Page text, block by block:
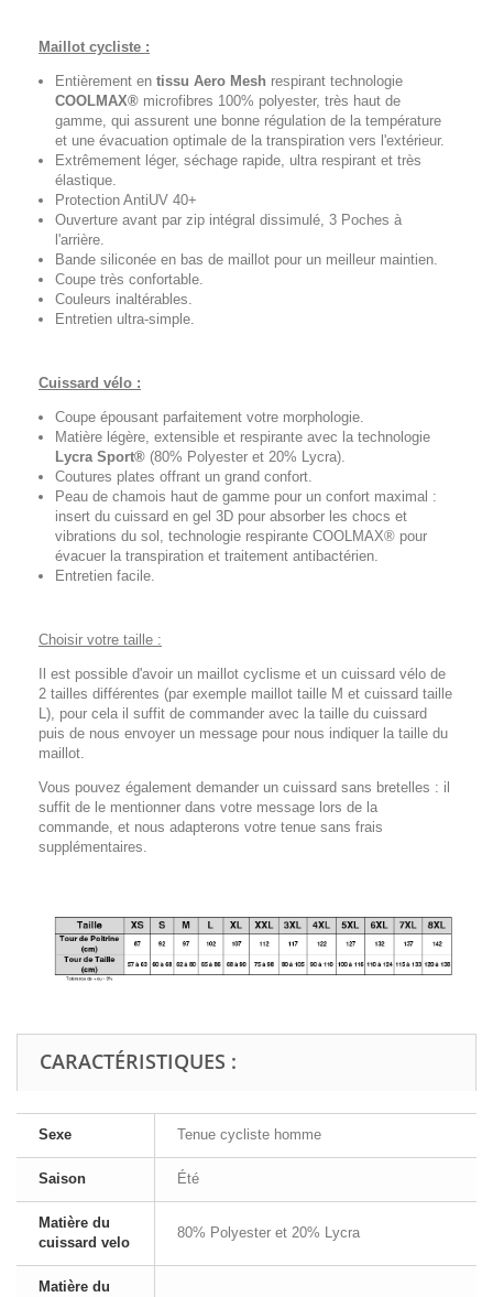
Maillot cycliste :
Entièrement en tissu Aero Mesh respirant technologie
COOLMAX® microfibres 100% polyester, très haut de
gamme, qui assurent une bonne régulation de la température
et une évacuation optimale de la transpiration vers l'extérieur.
Extrêmement léger, séchage rapide, ultra respirant et très
élastique.
Protection AntiUV 40+
Ouverture avant par zip intégral dissimulé, 3 Poches à
l'arrière.
Bande siliconée en bas de maillot pour un meilleur maintien.
Coupe très confortable.
Couleurs inaltérables.
Entretien ultra-simple.
Cuissard vélo :
Coupe épousant parfaitement votre morphologie.
Matière légère, extensible et respirante avec la technologie
Lycra Sport® (80% Polyester et 20% Lycra).
Coutures plates offrant un grand confort.
Peau de chamois haut de gamme pour un confort maximal :
insert du cuissard en gel 3D pour absorber les chocs et
vibrations du sol, technologie respirante COOLMAX® pour
évacuer la transpiration et traitement antibactérien.
Entretien facile.
Choisir votre taille :
Il est possible d'avoir un maillot cyclisme et un cuissard vélo de
2 tailles différentes (par exemple maillot taille M et cuissard taille
L), pour cela il suffit de commander avec la taille du cuissard
puis de nous envoyer un message pour nous indiquer la taille du
maillot.
Vous pouvez également demander un cuissard sans bretelles : il
suffit de le mentionner dans votre message lors de la
commande, et nous adapterons votre tenue sans frais
supplémentaires.
CARACTÉRISTIQUES :
Sexe Tenue cycliste homme
Saison Été
Matière du
cuissard velo
80% Polyester et 20% Lycra
Matière du